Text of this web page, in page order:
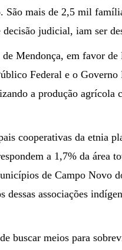
São mais de 2,5 mil
judicial, iam ser
Mendonça, em favor
Federal e o
a produção agrícola
cooperativas da etnia
a 1,7% da área
de Campo Novo
dessas associações
buscar meios para